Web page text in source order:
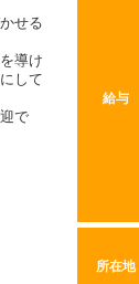
せる
導け
して
で
給与
所在地